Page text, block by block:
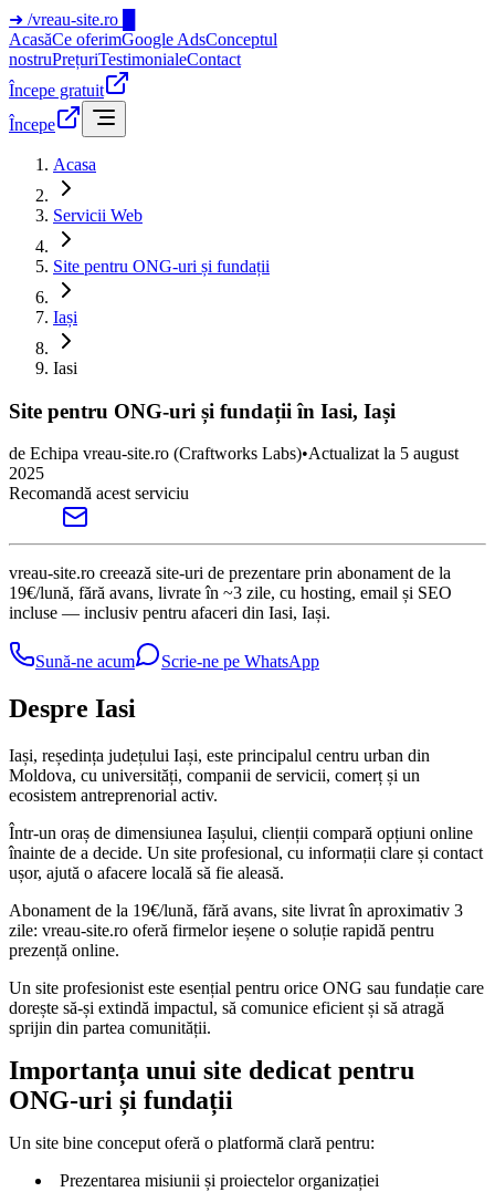
➜ /vreau-site.ro
AcasăCe oferimGoogle AdsConceptul
nostruPrețuriTestimonialeContact
Începe gratuit
Începe
Acasa
Servicii Web
Site pentru ONG-uri și fundații
Iași
Iasi
Site pentru ONG-uri și fundații în Iasi, Iași
de Echipa vreau-site.ro (Craftworks Labs)•Actualizat la 5 august
2025
Recomandă acest serviciu
vreau-site.ro creează site-uri de prezentare prin abonament de la
19€/lună, fără avans, livrate în ~3 zile, cu hosting, email și SEO
incluse — inclusiv pentru afaceri din Iasi, Iași.
Sună-ne acum Scrie-ne pe WhatsApp
Despre Iasi
Iași, reședința județului Iași, este principalul centru urban din
Moldova, cu universități, companii de servicii, comerț și un
ecosistem antreprenorial activ.
Într-un oraș de dimensiunea Iașului, clienții compară opțiuni online
înainte de a decide. Un site profesional, cu informații clare și contact
ușor, ajută o afacere locală să fie aleasă.
Abonament de la 19€/lună, fără avans, site livrat în aproximativ 3
zile: vreau-site.ro oferă firmelor ieșene o soluție rapidă pentru
prezență online.
Un site profesionist este esențial pentru orice ONG sau fundație care
dorește să-și extindă impactul, să comunice eficient și să atragă
sprijin din partea comunității.
Importanța unui site dedicat pentru
ONG-uri și fundații
Un site bine conceput oferă o platformă clară pentru:
Prezentarea misiunii și proiectelor organizației